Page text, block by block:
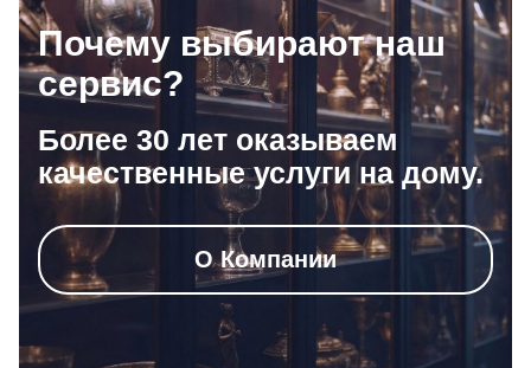
Почему выбирают наш
сервис?
Более 30 лет оказываем
качественные услуги на дому.
О Компании